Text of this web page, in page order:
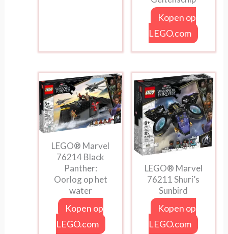
Kopen op
LEGO.com
LEGO® Marvel
76214 Black
Panther:
Oorlog op het
water
Kopen op
LEGO.com
LEGO® Marvel
76211 Shuri’s
Sunbird
Kopen op
LEGO.com